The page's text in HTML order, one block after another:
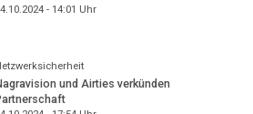
- 14:01 Uhr
und Airties verkünden